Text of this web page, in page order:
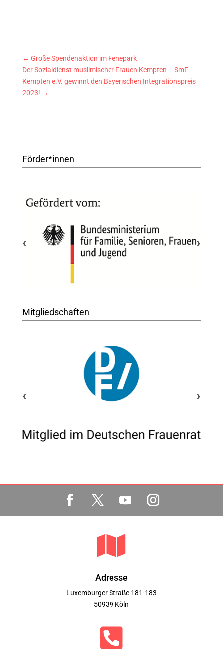
← Große Spendenaktion im Fenepark
Der Sozialdienst muslimischer Frauen Kempten – SmF
Kempten e.V. gewinnt den Bayerischen Integrationspreis
2023! →
Förder*innen
‹ ›
Mitgliedschaften
‹ ›

Adresse
Luxemburger Straße 181-183
50939 Köln
